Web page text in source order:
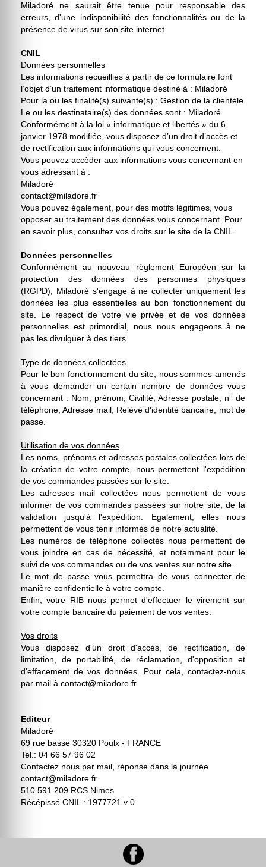
Miladoré ne saurait être tenue pour responsable des
erreurs, d'une indisponibilité des fonctionnalités ou de la
présence de virus sur son site internet.
CNIL
Données personnelles
Les informations recueillies à partir de ce formulaire font
l’objet d’un traitement informatique destiné à : Miladoré
Pour la ou les finalité(s) suivante(s) : Gestion de la clientèle
Le ou les destinataire(s) des données sont : Miladoré
Conformément à la loi « informatique et libertés » du 6
janvier 1978 modifiée , vous disposez d’un droit d’accès et
de rectification aux informations qui vous concernent.
Vous pouvez accèder aux informations vous concernant en
vous adressant à :
Miladoré
contact@miladore.fr
Vous pouvez également, pour des motifs légitimes, vous
opposer au traitement des données vous concernant . Pour
en savoir plus, consultez vos droits sur le site de la CNIL
Données personnelles
Conformément au nouveau règlement Européen sur la
protection des données des personnes physiques
(RGPD), Miladoré s'engage à ne collecter uniquement les
données les plus essentielles au bon fonctionnement du
site. Le respect de votre vie privée et de vos données
personnelles est primordial, nous nous engageons à ne
pas les divulguer à des tiers.
Type de données collectées
Pour le bon fonctionnement du site, nous sommes amenés
à vous demander un certain nombre de données vous
concernant : Nom, prénom, Civilité, Adresse postale, n° de
téléphone, Adresse mail, Relévé d'identité bancaire, mot de
passe.
Utilisation de vos données
Les noms, prénoms et adresses postales collectées lors de
la création de votre compte, nous permettent l'expédition
de vos commandes passées sur le site.
Les adresses mail collectées nous permettent de vous
informer de vos commandes passées sur notre site, de la
validation jusqu'à l'expédition. Egalement, elles nous
permettent de vous tenir informés de notre actualité.
Les numéros de téléphone collectés nous permettent de
vous joindre en cas de nécessité, et notamment pour le
suivi de vos commandes ou de vos ventes sur notre site.
Le mot de passe vous permettra de vous connecter de
manière confidentielle à votre compte.
Enfin, votre RIB nous permet d'effectuer le virement sur
votre compte bancaire du paiement de vos ventes.
Vos droits
Vous disposez d'un droit d'accès, de rectification, de
limitation, de portabilité, de réclamation, d'opposition et
d'effacement de vos données. Pour cela, contactez-nous
par mail à contact@miladore.fr
Editeur
Miladoré
69 rue basse 30320 Poulx - FRANCE
Tel.: 04 66 57 96 02
Contactez nous par mail, réponse dans la journée
contact@miladore.fr
510 591 209 RCS Nimes
Récépissé CNIL : 1977721 v 0